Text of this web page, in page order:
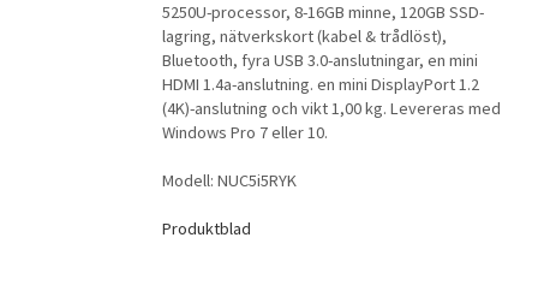
5250U-processor, 8-16GB minne, 120GB SSD-
lagring, nätverkskort (kabel & trådlöst),
Bluetooth, fyra USB 3.0-anslutningar, en mini
HDMI 1.4a-anslutning. en mini DisplayPort 1.2
(4K)-anslutning och vikt 1,00 kg. Levereras med
Windows Pro 7 eller 10.
Modell: NUC5i5RYK
Produktblad